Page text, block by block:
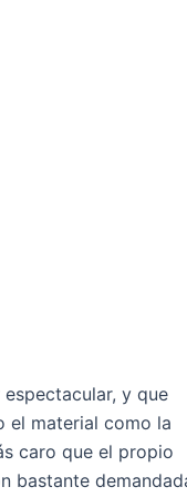
y que
el material como la
caro que el propio
bastante